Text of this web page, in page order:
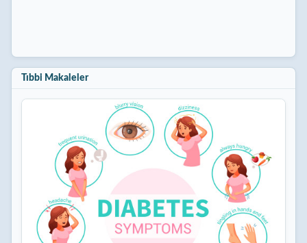
Tıbbi Makaleler